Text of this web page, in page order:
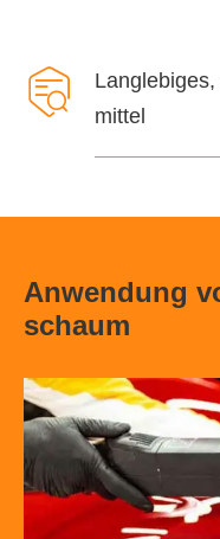

mittel
Anwendung
schaum